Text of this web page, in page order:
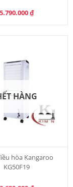
5.790.000₫
HÀNG
hòa Kangaroo
KG50F19